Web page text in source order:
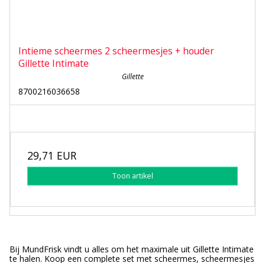
Intieme scheermes 2 scheermesjes + houder
Gillette Intimate
Gillette
8700216036658
29,71 EUR
Toon artikel
Bij MundFrisk vindt u alles om het maximale uit Gillette Intimate
te halen. Koop een complete set met scheermes, scheermesjes